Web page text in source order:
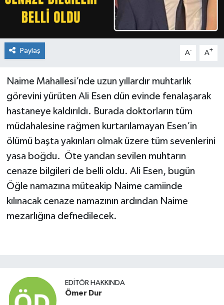
Paylaş A- A+
Naime Mahallesi’nde uzun yıllardır muhtarlık
görevini yürüten Ali Esen dün evinde fenalaşarak
hastaneye kaldırıldı. Burada doktorların tüm
müdahalesine rağmen kurtarılamayan Esen’in
ölümü başta yakınları olmak üzere tüm sevenlerini
yasa boğdu. Öte yandan sevilen muhtarın
cenaze bilgileri de belli oldu. Ali Esen, bugün
Öğle namazına müteakip Naime camiinde
kılınacak cenaze namazının ardından Naime
mezarlığına defnedilecek.
EDITÖR HAKKINDA
Ömer Dur